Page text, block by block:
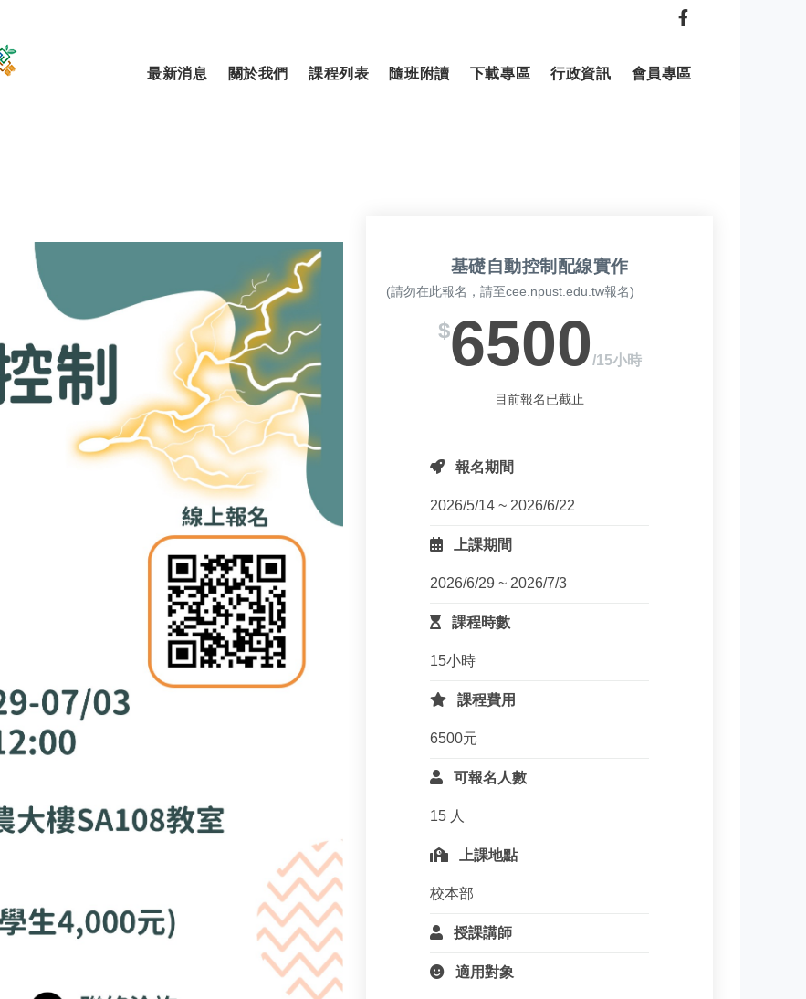
最新消息 關於我們 課程列表 隨班附讀 下載專區 行政資訊 會員專區
基礎自動控制配線實作
(請勿在此報名，請至cee.npust.edu.tw報名)
$6500/15小時
目前報名已截止
報名期間
2026/5/14 ~ 2026/6/22
上課期間
2026/6/29 ~ 2026/7/3
課程時數
15小時
課程費用
6500元
可報名人數
15 人
上課地點
校本部
授課講師
適用對象